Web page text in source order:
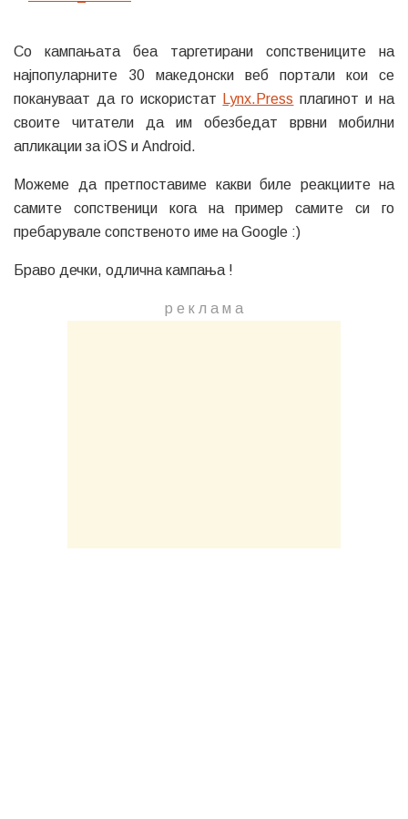
Со кампањата беа таргетирани сопствениците на
најпопуларните 30 македонски веб портали кои се
покануваат да го искористат
Lynx.Press плагинот и на
своите читатели да им обезбедат врвни мобилни
апликации за iOS и Android.
Можеме да претпоставиме какви биле реакциите на
самите сопственици кога на пример самите си го
пребарувале сопственото име на Google :)
Браво дечки, одлична кампања !
р е к л а м a